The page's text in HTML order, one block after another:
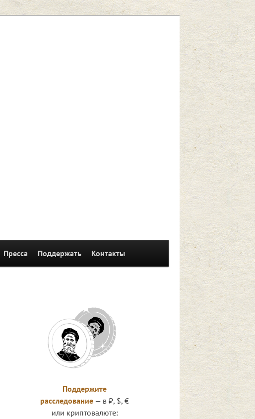
Пресса Поддержать Контакты
Поддержите
расследование — в ₽, $, €
или криптовалюте: